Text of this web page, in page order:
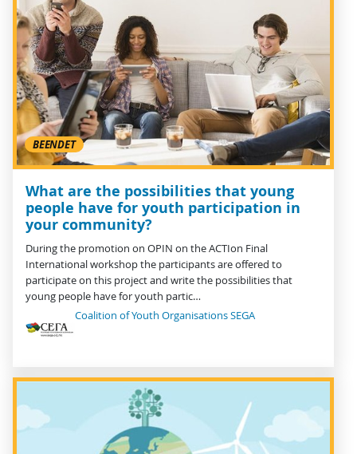
BEENDET
What are the possibilities that young
people have for youth participation in
your community?
During the promotion on OPIN on the ACTIon Final
International workshop the participants are offered to
participate on this project and write the possibilities that
young people have for youth partic…
Coalition of Youth Organisations SEGA